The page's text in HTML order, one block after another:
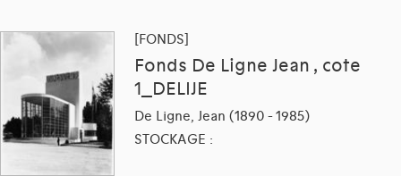
[FONDS]
Fonds De Ligne Jean , cote
1_DELIJE
De Ligne, Jean (1890 - 1985)
STOCKAGE :